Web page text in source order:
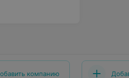
компанию